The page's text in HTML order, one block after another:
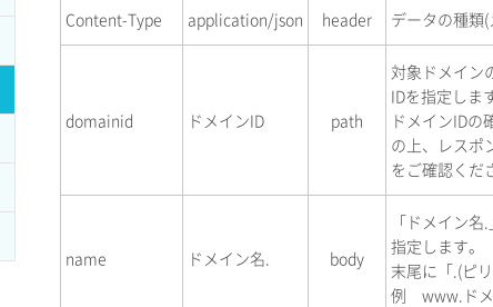
Content-Type application/json header データの種類(
domainid ドメインID path
対象ドメイン
IDを指定しま
ドメインIDの
の上、レスポ
をご確認くだ
name ドメイン名. body
「ドメイン
指定します。
末尾に「.(ピ
例 www.ドメ